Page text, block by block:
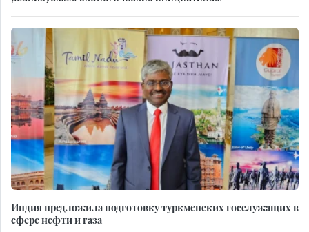
Индия предложила подготовку туркменских госслужащих в
сфере нефти и газа